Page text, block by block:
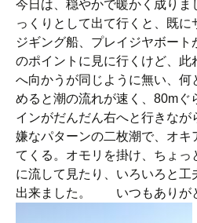
今日は、穏やかで暖かく成りま
っくりとして出て行くと、既
ジギング船、プレイジヤボート
のポイントに見に行くけど、此
へ向かうが同じように無い、何
めると潮の流れが速く、80mぐ
インがだんだん右へと行きなが
嫌なパターンの二枚潮で、オキ
てくる。オモリを掛け、ちょっ
に流して見たり、いろいろと
出来ました。 いつもありが